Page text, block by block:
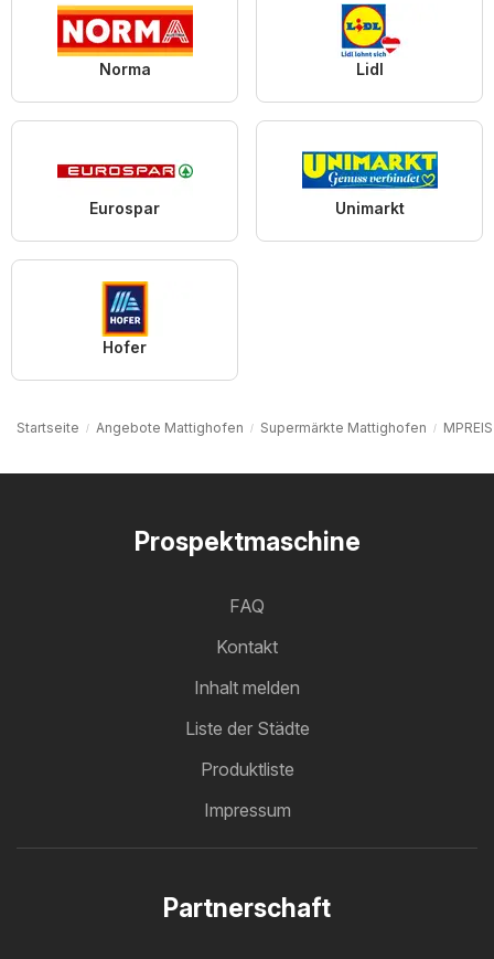
Norma Lidl
Eurospar Unimarkt
Hofer
Startseite Angebote Mattighofen Supermärkte Mattighofen
Prospektmaschine
FAQ
Kontakt
Inhalt melden
Liste der Städte
Produktliste
Impressum
Partnerschaft